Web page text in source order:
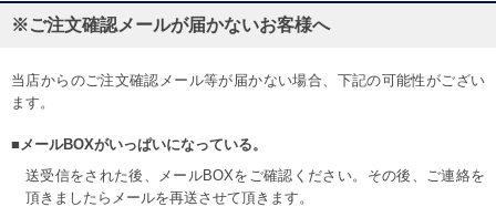
※ご注文確認メールが届かないお客様へ
当店からのご注文確認メール等が届かない場合、下記の可能性がござい
ます。
■メールBOXがいっぱいになっている。
送受信をされた後、メールBOXをご確認ください。その後、ご連絡を
頂きましたらメールを再送させて頂きます。